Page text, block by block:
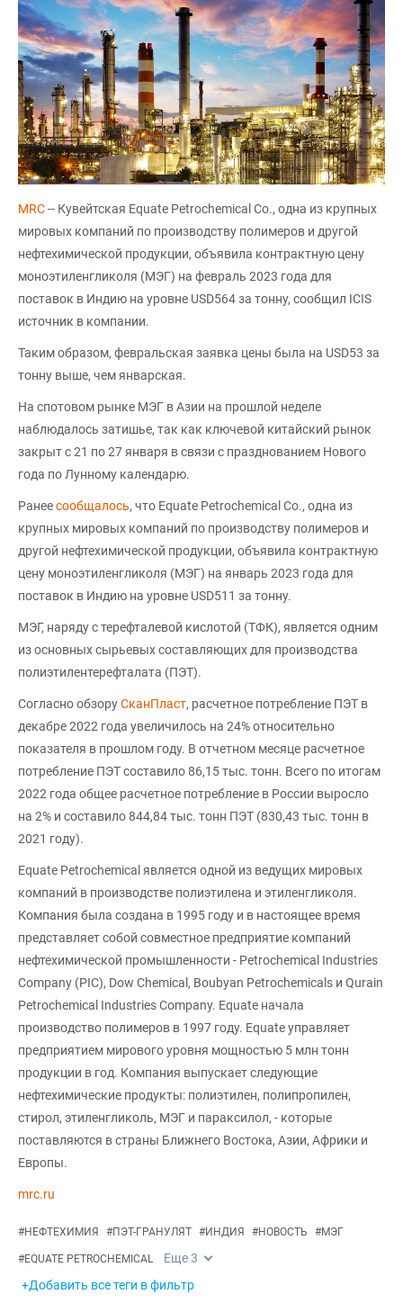
MRC-- Кувейтская Equate Petrochemical Co., одна из крупных
мировых компаний по производству полимеров и другой
нефтехимической продукции, объявила контрактную цену
моноэтиленгликоля (МЭГ) на февраль 2023 года для
поставок в Индию на уровне USD564 за тонну, сообщил ICIS
источник в компании.
Таким образом, февральская заявка цены была на USD53 за
тонну выше, чем январская.
На спотовом рынке МЭГ в Азии на прошлой неделе
наблюдалось затишье, так как ключевой китайский рынок
закрыт с 21 по 27 января в связи с празднованием Нового
года по Лунному календарю.
Ранеесообщалось, что Equate Petrochemical Co., одна из
крупных мировых компаний по производству полимеров и
другой нефтехимической продукции, объявила контрактную
цену моноэтиленгликоля (МЭГ) на январь 2023 года для
поставок в Индию на уровне USD511 за тонну.
МЭГ, наряду с терефталевой кислотой (ТФК), является одним
из основных сырьевых составляющих для производства
полиэтилентерефталата (ПЭТ).
Согласно обзоруСканПласт, расчетное потребление ПЭТ в
декабре 2022 года увеличилось на 24% относительно
показателя в прошлом году. В отчетном месяце расчетное
потребление ПЭТ составило 86,15 тыс. тонн. Всего по итогам
2022 года общее расчетное потребление в России выросло
на 2% и составило 844,84 тыс. тонн ПЭТ (830,43 тыс. тонн в
2021 году).
Equate Petrochemical является одной из ведущих мировых
компаний в производстве полиэтилена и этиленгликоля.
Компания была создана в 1995 году и в настоящее время
представляет собой совместное предприятие компаний
нефтехимической промышленности - Petrochemical Industries
Company (PIC), Dow Chemical, Boubyan Petrochemicals и Qurain
Petrochemical Industries Company. Equate начала
производство полимеров в 1997 году. Equate управляет
предприятием мирового уровня мощностью 5 млн тонн
продукции в год. Компания выпускает следующие
нефтехимические продукты: полиэтилен, полипропилен,
стирол, этиленгликоль, МЭГ и параксилол, - которые
поставляются в страны Ближнего Востока, Азии, Африки и
Европы.
mrc.ru
#НЕФТЕХИМИЯ #ПЭТ-ГРАНУЛЯТ #ИНДИЯ #НОВОСТЬ #МЭГ
#EQUATE PETROCHEMICAL Еще3
+Добавить все теги в фильтр